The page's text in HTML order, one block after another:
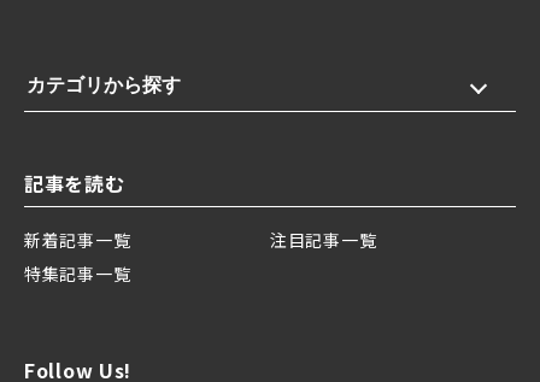
カテゴリから探す
記事を読む
新着記事一覧
注目記事一覧
特集記事一覧
Follow Us!